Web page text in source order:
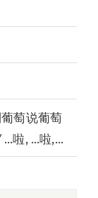
萄说葡萄
…啦, …啦,…